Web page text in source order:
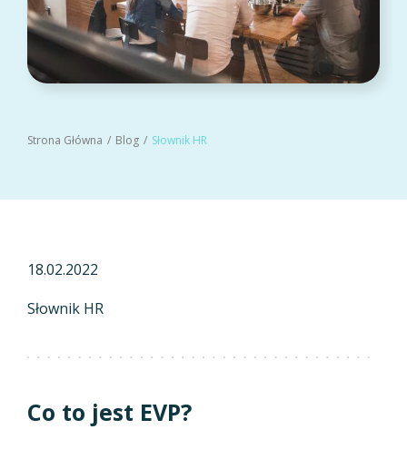
Strona Główna Blog Słownik HR
18.02.2022
Słownik HR
Co to jest EVP?